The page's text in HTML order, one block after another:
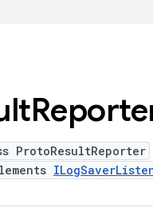
ProtoResultReporter